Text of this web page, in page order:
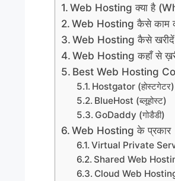
Web Hosting क्या है
Web Hosting कैसे काम
Web Hosting कैसे खरीदें
Web Hosting कहाँ से
Best Web Hosting
Hostgator (होस्टगेटर)
BlueHost (ब्लूहोस्ट)
GoDaddy (गोडैडी)
Web Hosting के प्रकार
Virtual Private
Shared Web
Cloud Web